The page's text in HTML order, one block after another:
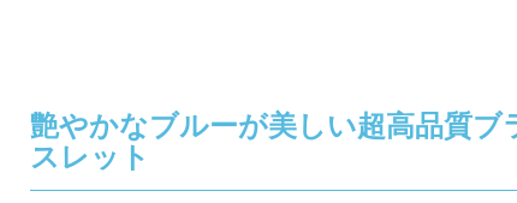
艶やかなブルーが美しい超高品質
スレット